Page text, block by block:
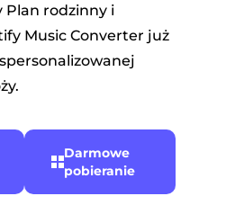
rodzinny i
Music Converter już
Darmowe
pobieranie